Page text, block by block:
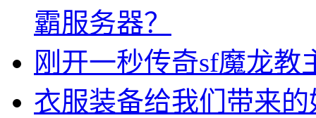
霸服务器？
刚开一秒传奇sf魔龙教
衣服装备给我们带来的